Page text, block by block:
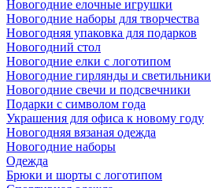
Новогодние елочные игрушки
Новогодние наборы для творчества
Новогодняя упаковка для подарков
Новогодний стол
Новогодние елки с логотипом
Новогодние гирлянды и светильники
Новогодние свечи и подсвечники
Подарки с символом года
Украшения для офиса к новому году
Новогодняя вязаная одежда
Новогодние наборы
Одежда
Брюки и шорты с логотипом